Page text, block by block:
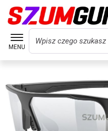
MENU
Wyszukaj